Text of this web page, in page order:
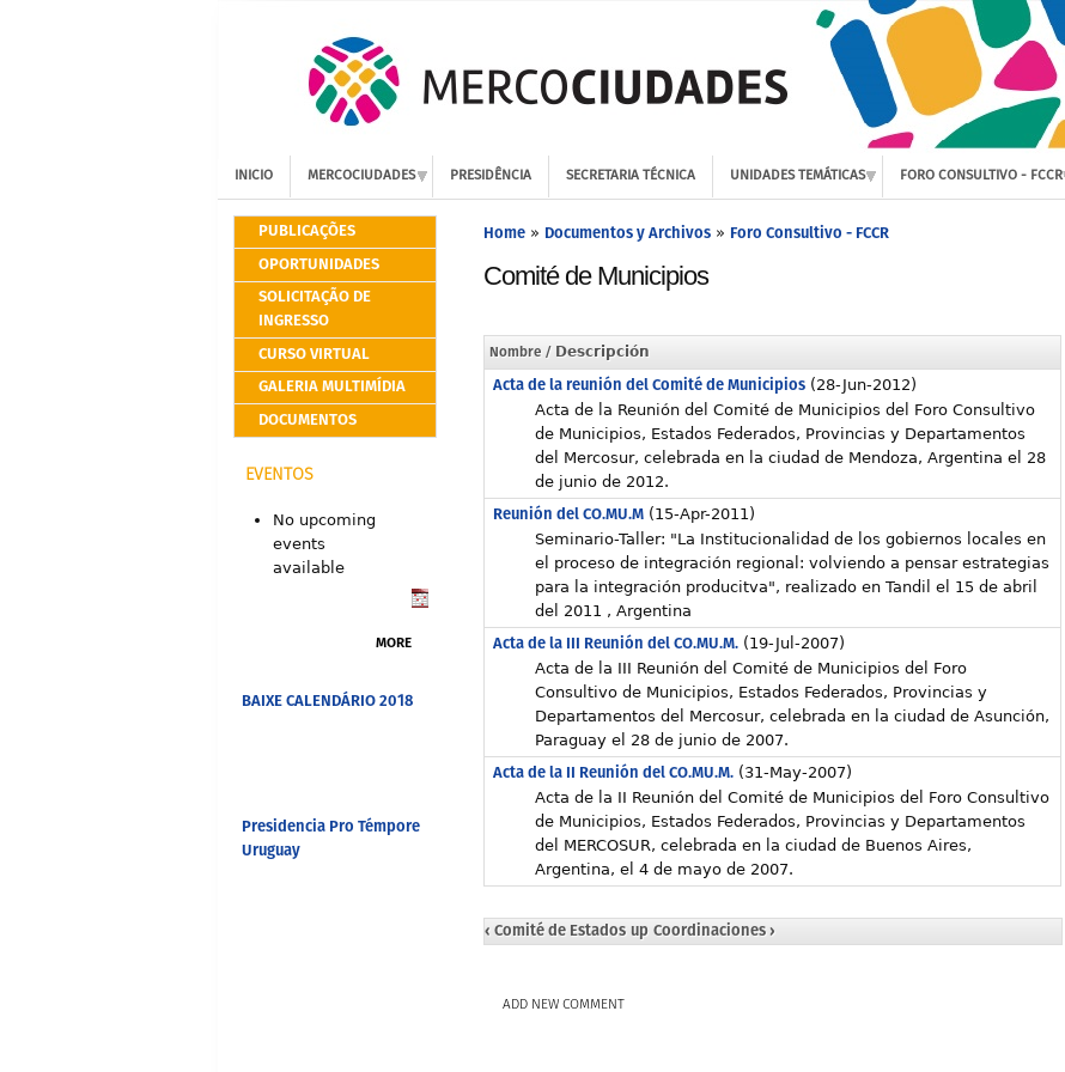
INICIO MERCOCIUDADES PRESIDÊNCIA SECRETARIA TÉCNICA UNIDADES TEMÁTICAS FORO CONSULTIVO - FCCR
PUBLICAÇÕES
OPORTUNIDADES
SOLICITAÇÃO DE
INGRESSO
CURSO VIRTUAL
GALERIA MULTIMÍDIA
DOCUMENTOS
EVENTOS
No upcoming
events
available
MORE
BAIXE CALENDÁRIO 2018
Presidencia Pro Témpore
Uruguay
Home » Documentos y Archivos » Foro Consultivo - FCCR
Comité de Municipios
Nombre / Descripción
Acta de la reunión del Comité de Municipios(28-Jun-2012)
Acta de la Reunión del Comité de Municipios del Foro Consultivo
de Municipios, Estados Federados, Provincias y Departamentos
del Mercosur, celebrada en la ciudad de Mendoza, Argentina el 28
de junio de 2012.
Reunión del CO.MU.M(15-Apr-2011)
Seminario-Taller: "La Institucionalidad de los gobiernos locales en
el proceso de integración regional: volviendo a pensar estrategias
para la integración producitva", realizado en Tandil el 15 de abril
del 2011 , Argentina
Acta de la III Reunión del CO.MU.M.(19-Jul-2007)
Acta de la III Reunión del Comité de Municipios del Foro
Consultivo de Municipios, Estados Federados, Provincias y
Departamentos del Mercosur, celebrada en la ciudad de Asunción,
Paraguay el 28 de junio de 2007.
Acta de la II Reunión del CO.MU.M.(31-May-2007)
Acta de la II Reunión del Comité de Municipios del Foro Consultivo
de Municipios, Estados Federados, Provincias y Departamentos
del MERCOSUR, celebrada en la ciudad de Buenos Aires,
Argentina, el 4 de mayo de 2007.
‹ Comité de Estadosup Coordinaciones ›
ADD NEW COMMENT